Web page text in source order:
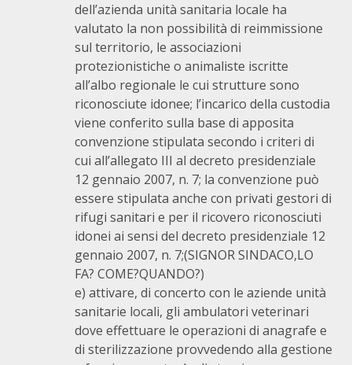
dell’azienda unità sanitaria locale ha
valutato la non possibilità di reimmissione
sul territorio, le associazioni
protezionistiche o animaliste iscritte
all’albo regionale le cui strutture sono
riconosciute idonee; l’incarico della custodia
viene conferito sulla base di apposita
convenzione stipulata secondo i criteri di
cui all’allegato III al decreto presidenziale
12 gennaio 2007, n. 7; la convenzione può
essere stipulata anche con privati gestori di
rifugi sanitari e per il ricovero riconosciuti
idonei ai sensi del decreto presidenziale 12
gennaio 2007, n. 7;(SIGNOR SINDACO,LO
FA? COME?QUANDO?)
e) attivare, di concerto con le aziende unità
sanitarie locali, gli ambulatori veterinari
dove effettuare le operazioni di anagrafe e
di sterilizzazione provvedendo alla gestione